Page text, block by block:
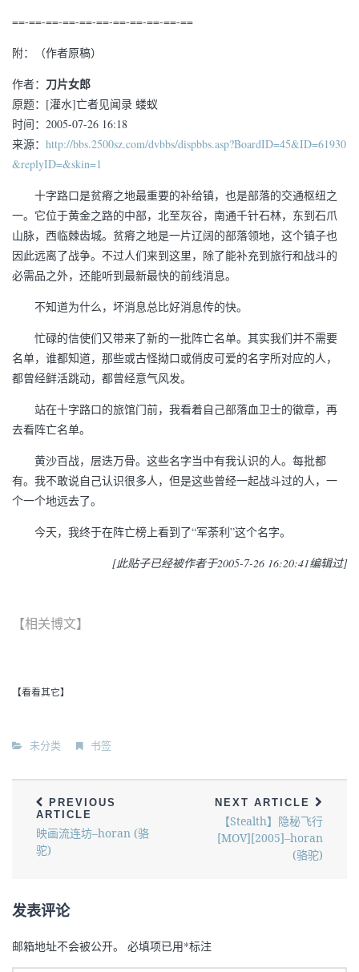
==-==-==-==-==-==-==-==-==-==-==
附：（作者原稿）
作者： 刀片女郎
原题：[灌水]亡者见闻录 蝼蚁
时间：2005-07-26 16:18
来源： http://bbs.2500sz.com/dvbbs/dispbbs.asp?BoardID=45&ID=61930
&replyID=&skin=1
十字路口是贫瘠之地最重要的补给镇，也是部落的交通枢纽之
一。它位于黄金之路的中部，北至灰谷，南通千针石林，东到石爪
山脉，西临棘齿城。贫瘠之地是一片辽阔的部落领地，这个镇子也
因此远离了战争。不过人们来到这里，除了能补充到旅行和战斗的
必需品之外，还能听到最新最快的前线消息。
不知道为什么，坏消息总比好消息传的快。
忙碌的信使们又带来了新的一批阵亡名单。其实我们并不需要
名单，谁都知道，那些或古怪拗口或俏皮可爱的名字所对应的人，
都曾经鲜活跳动，都曾经意气风发。
站在十字路口的旅馆门前，我看着自己部落血卫士的徽章，再
去看阵亡名单。
黄沙百战，层迭万骨。这些名字当中有我认识的人。每批都
有。我不敢说自己认识很多人，但是这些曾经一起战斗过的人，一
个一个地远去了。
今天，我终于在阵亡榜上看到了“军荼利”这个名字。
[此贴子已经被作者于2005-7-26 16:20:41编辑过]
【相关博文】
【看看其它】
未分类 书签
PREVIOUS
ARTICLE
映画流连坊–horan (骆
驼)
NEXT ARTICLE
【Stealth】隐秘飞行
[MOV][2005]–horan
(骆驼)
发表评论
邮箱地址不会被公开。 必填项已用*标注